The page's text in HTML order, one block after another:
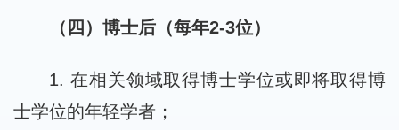
（四）博士后（每年2-3位）
1. 在相关领域取得博士学位或即将取得博
士学位的年轻学者；